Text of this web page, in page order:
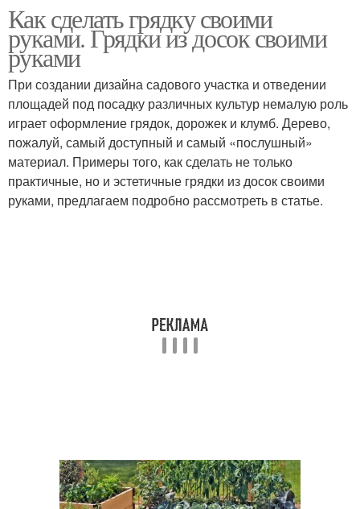
Как сделать грядку своими
руками. Грядки из досок своими
руками
При создании дизайна садового участка и отведении
площадей под посадку различных культур немалую роль
играет оформление грядок, дорожек и клумб. Дерево,
пожалуй, самый доступный и самый «послушный»
материал. Примеры того, как сделать не только
практичные, но и эстетичные грядки из досок своими
руками, предлагаем подробно рассмотреть в статье.